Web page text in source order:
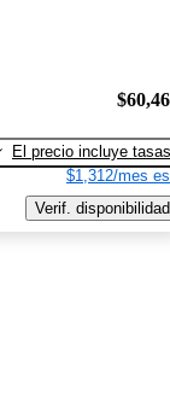
El precio incluye tasas
$1,312/mes
Verif. disponibilidad